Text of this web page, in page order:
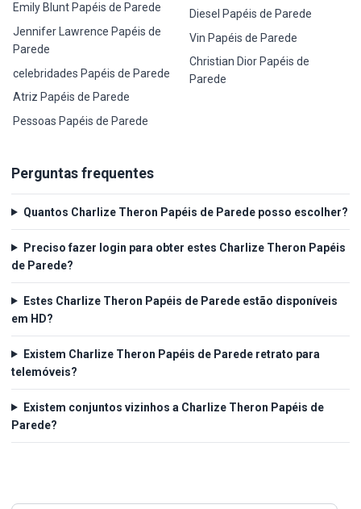
Emily Blunt Papéis de Parede
Jennifer Lawrence Papéis de
Parede
celebridades Papéis de Parede
Atriz Papéis de Parede
Pessoas Papéis de Parede
Diesel Papéis de Parede
Vin Papéis de Parede
Christian Dior Papéis de
Parede
Perguntas frequentes
Quantos Charlize Theron Papéis de Parede posso escolher?
Preciso fazer login para obter estes Charlize Theron Papéis
de Parede?
Estes Charlize Theron Papéis de Parede estão disponíveis
em HD?
Existem Charlize Theron Papéis de Parede retrato para
telemóveis?
Existem conjuntos vizinhos a Charlize Theron Papéis de
Parede?